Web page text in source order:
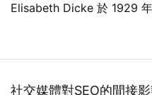
Elisabeth Dicke 於 1929 年
社交媒體對SEO的間接